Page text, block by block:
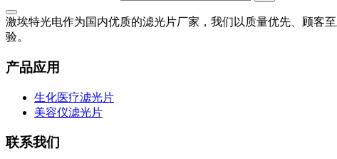
激埃特光电作为国内优质的滤光片厂家，我们以质量优先、顾客
验。
产品应用
生化医疗滤光片
美容仪滤光片
联系我们